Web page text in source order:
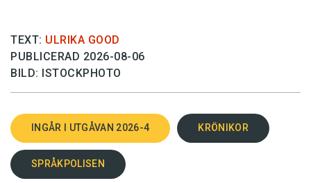
TEXT: ULRIKA GOOD
PUBLICERAD 2026-08-06
BILD: ISTOCKPHOTO
INGÅR I UTGÅVAN 2026-4 KRÖNIKOR
SPRÅKPOLISEN